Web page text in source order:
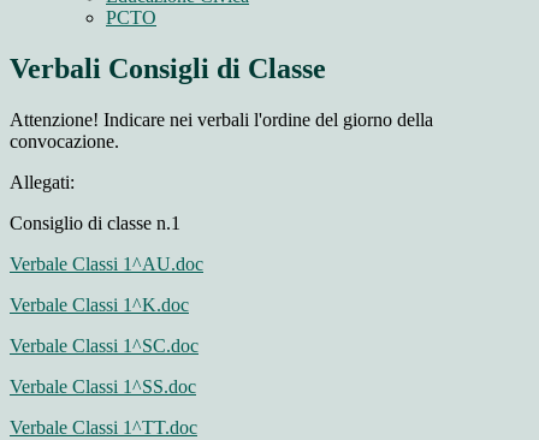
PCTO
Verbali Consigli di Classe
Attenzione! Indicare nei verbali l'ordine del giorno della
convocazione.
Allegati:
Consiglio di classe n.1
Verbale Classi 1^AU.doc
Verbale Classi 1^K.doc
Verbale Classi 1^SC.doc
Verbale Classi 1^SS.doc
Verbale Classi 1^TT.doc